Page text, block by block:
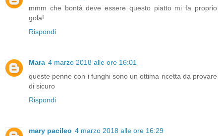
mmm che bontà deve essere questo piatto mi fa proprio
gola!
Rispondi
Mara 4 marzo 2018 alle ore 16:01
queste penne con i funghi sono un ottima ricetta da provare
di sicuro
Rispondi
mary pacileo 4 marzo 2018 alle ore 16:29